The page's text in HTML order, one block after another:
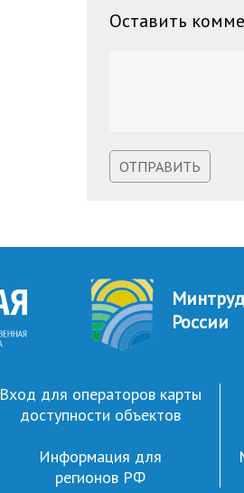
Оставить
ОТПРАВИТЬ
Минтруд
России
Вход для операторов карты
доступности объектов
Информация для
регионов РФ